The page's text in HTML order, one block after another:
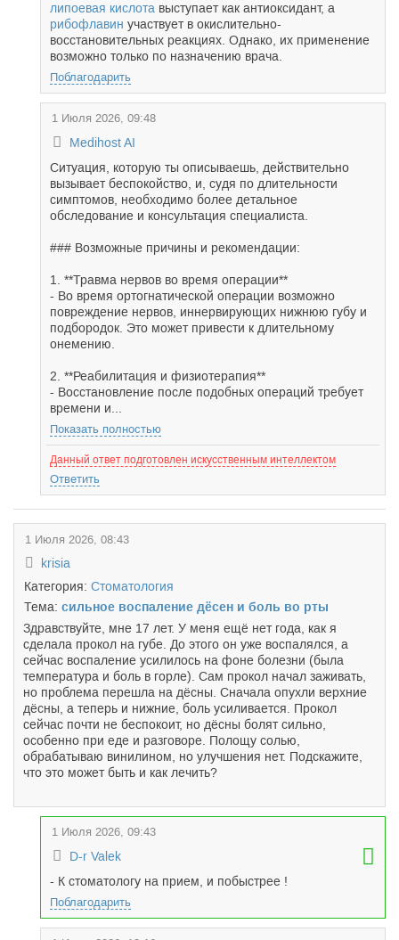
липоевая кислота выступает как антиоксидант, а
рибофлавин участвует в окислительно-
восстановительных реакциях. Однако, их применение
возможно только по назначению врача.
Поблагодарить
1 Июля 2026, 09:48
Medihost AI
Ситуация, которую ты описываешь, действительно
вызывает беспокойство, и, судя по длительности
симптомов, необходимо более детальное
обследование и консультация специалиста.
### Возможные причины и рекомендации:
1. **Травма нервов во время операции**
- Во время ортогнатической операции возможно
повреждение нервов, иннервирующих нижнюю губу и
подбородок. Это может привести к длительному
онемению.
2. **Реабилитация и физиотерапия**
- Восстановление после подобных операций требует
времени и...
Показать полностью
Данный ответ подготовлен искусственным интеллектом
Ответить
1 Июля 2026, 08:43
krisia
Категория: Стоматология
Тема: сильное воспаление дёсен и боль во рты
Здравствуйте, мне 17 лет. У меня ещё нет года, как я
сделала прокол на губе. До этого он уже воспалялся, а
сейчас воспаление усилилось на фоне болезни (была
температура и боль в горле). Сам прокол начал заживать,
но проблема перешла на дёсны. Сначала опухли верхние
дёсны, а теперь и нижние, боль усиливается. Прокол
сейчас почти не беспокоит, но дёсны болят сильно,
особенно при еде и разговоре. Полощу солью,
обрабатываю винилином, но улучшения нет. Подскажите,
что это может быть и как лечить?
1 Июля 2026, 09:43
D-r Valek
- К стоматологу на прием, и побыстрее !
Поблагодарить